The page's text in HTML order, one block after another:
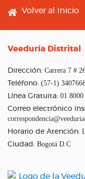
Footer menu
Volver al Inicio
Veeduría Distrital
Dirección: Carrera 7 #
Teléfono: (57-1)
Línea Gratuita: 01
Correo electrónico
Horario de Atención:
Ciudad: Bogotá D.C